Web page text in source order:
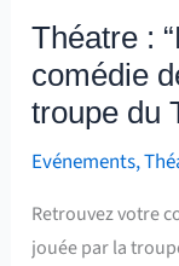
Théatre :
comédie
troupe du
Evénements,
Retrouvez votre
jouée par la